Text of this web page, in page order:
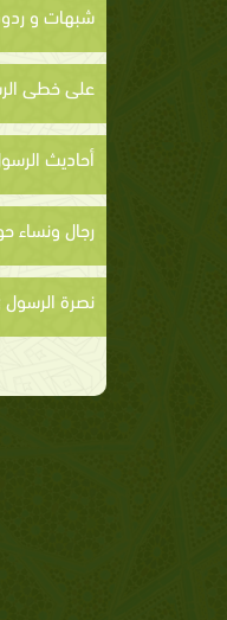
شبهات و
على خطى
أحاديث
رجال ونساء
نصرة